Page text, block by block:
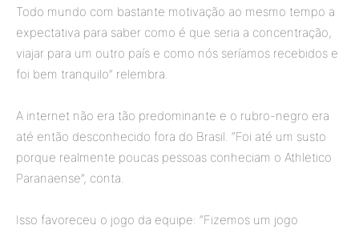
Todo mundo com bastante motivação ao mesmo tempo a
expectativa para saber como é que seria a concentração,
viajar para um outro país e como nós seríamos recebidos e
foi bem tranquilo” relembra.
A internet não era tão predominante e o rubro-negro era
até então desconhecido fora do Brasil. “Foi até um susto
porque realmente poucas pessoas conheciam o Athletico
Paranaense”, conta.
Isso favoreceu o jogo da equipe: “Fizemos um jogo